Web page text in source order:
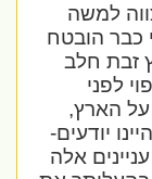
למשה
הובטח
חלב
לפני
הארץ,
יודעים-
אלה